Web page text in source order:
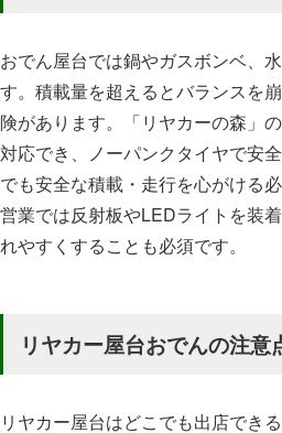
おでん屋台では鍋やガスボンベ、
す。積載量を超えるとバランスを
険があります。「リヤカーの森」
対応でき、ノーパンクタイヤで安
でも安全な積載・走行を心がける
営業では反射板やLEDライトを装
れやすくすることも必須です。
リヤカー屋台おでんの注
リヤカー屋台はどこでも出店でき